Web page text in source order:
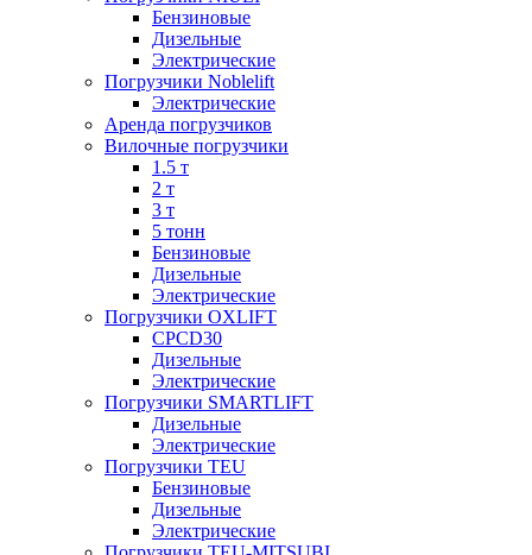
Бензиновые
Дизельные
Электрические
Погрузчики Noblelift
Электрические
Аренда погрузчиков
Вилочные погрузчики
1.5 т
2 т
3 т
5 тонн
Бензиновые
Дизельные
Электрические
Погрузчики OXLIFT
CPCD30
Дизельные
Электрические
Погрузчики SMARTLIFT
Дизельные
Электрические
Погрузчики TEU
Бензиновые
Дизельные
Электрические